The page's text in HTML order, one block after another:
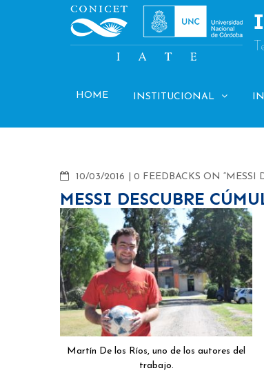
HOME INSTITUCIONAL
10/03/2016 COMMENTS
0 FEEDBACKS ON “MESSI
MESSI DESCUBRE
Martín De los Ríos, uno de los autores del
trabajo.